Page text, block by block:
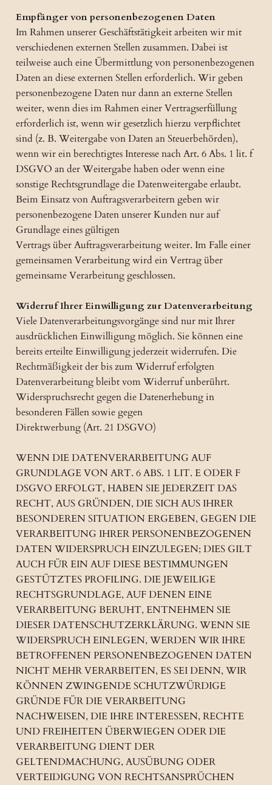
Empfänger von personenbezogenen Daten
Im Rahmen unserer Geschäftstätigkeit arbeiten wir mit
verschiedenen externen Stellen zusammen. Dabei ist
teilweise auch eine Übermittlung von personenbezogenen
Daten an diese externen Stellen erforderlich. Wir geben
personenbezogene Daten nur dann an externe Stellen
weiter, wenn dies im Rahmen einer Vertragserfüllung
erforderlich ist, wenn wir gesetzlich hierzu verpflichtet
sind (z. B. Weitergabe von Daten an Steuerbehörden),
wenn wir ein berechtigtes Interesse nach Art. 6 Abs. 1 lit. f
DSGVO an der Weitergabe haben oder wenn eine
sonstige Rechtsgrundlage die Datenweitergabe erlaubt.
Beim Einsatz von Auftragsverarbeitern geben wir
personenbezogene Daten unserer Kunden nur auf
Grundlage eines gültigen
Vertrags über Auftragsverarbeitung weiter. Im Falle einer
gemeinsamen Verarbeitung wird ein Vertrag über
gemeinsame Verarbeitung geschlossen.
Widerruf Ihrer Einwilligung zur Datenverarbeitung
Viele Datenverarbeitungsvorgänge sind nur mit Ihrer
ausdrücklichen Einwilligung möglich. Sie können eine
bereits erteilte Einwilligung jederzeit widerrufen. Die
Rechtmäßigkeit der bis zum Widerruf erfolgten
Datenverarbeitung bleibt vom Widerruf unberührt.
Widerspruchsrecht gegen die Datenerhebung in
besonderen Fällen sowie gegen
Direktwerbung (Art. 21 DSGVO)
WENN DIE DATENVERARBEITUNG AUF
GRUNDLAGE VON ART. 6 ABS. 1 LIT. E ODER F
DSGVO ERFOLGT, HABEN SIE JEDERZEIT DAS
RECHT, AUS GRÜNDEN, DIE SICH AUS IHRER
BESONDEREN SITUATION ERGEBEN, GEGEN DIE
VERARBEITUNG IHRER PERSONENBEZOGENEN
DATEN WIDERSPRUCH EINZULEGEN; DIES GILT
AUCH FÜR EIN AUF DIESE BESTIMMUNGEN
GESTÜTZTES PROFILING. DIE JEWEILIGE
RECHTSGRUNDLAGE, AUF DENEN EINE
VERARBEITUNG BERUHT, ENTNEHMEN SIE
DIESER DATENSCHUTZERKLÄRUNG. WENN SIE
WIDERSPRUCH EINLEGEN, WERDEN WIR IHRE
BETROFFENEN PERSONENBEZOGENEN DATEN
NICHT MEHR VERARBEITEN, ES SEI DENN, WIR
KÖNNEN ZWINGENDE SCHUTZWÜRDIGE
GRÜNDE FÜR DIE VERARBEITUNG
NACHWEISEN, DIE IHRE INTERESSEN, RECHTE
UND FREIHEITEN ÜBERWIEGEN ODER DIE
VERARBEITUNG DIENT DER
GELTENDMACHUNG, AUSÜBUNG ODER
VERTEIDIGUNG VON RECHTSANSPRÜCHEN